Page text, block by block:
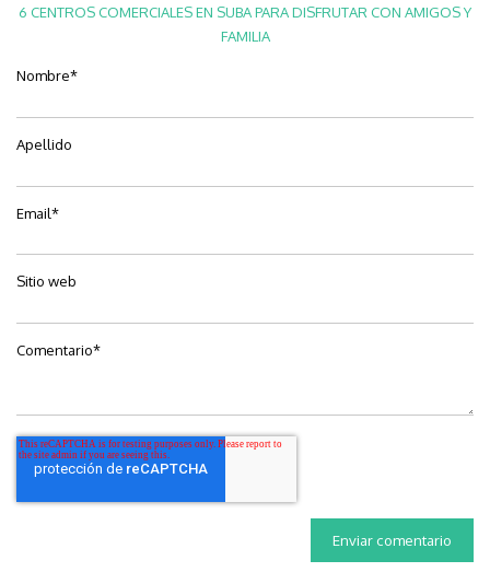
6 CENTROS COMERCIALES EN SUBA PARA DISFRUTAR CON AMIGOS Y
FAMILIA
Nombre*
Apellido
Email*
Sitio web
Comentario*